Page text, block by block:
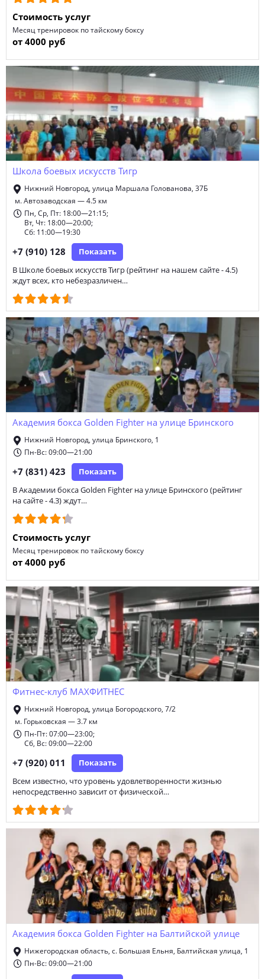
Стоимость услуг
Месяц тренировок по тайскому боксу
от 4000 руб
Школа боевых искусств Тигр
Нижний Новгород, улица Маршала Голованова, 37Б
м. Автозаводская — 4.5 км
Пн, Ср, Пт: 18:00—21:15;
Вт, Чт: 18:00—20:00;
Сб: 11:00—19:30
+7 (910) 128 Показать
В Школе боевых искусств Тигр (рейтинг на нашем сайте - 4.5)
ждут всех, кто небезразличен…
Академия бокса Golden Fighter на улице Бринского
Нижний Новгород, улица Бринского, 1
Пн-Вс: 09:00—21:00
+7 (831) 423 Показать
В Академии бокса Golden Fighter на улице Бринского (рейтинг
на сайте - 4.3) ждут…
Стоимость услуг
Месяц тренировок по тайскому боксу
от 4000 руб
Фитнес-клуб МАХФИТНЕС
Нижний Новгород, улица Богородского, 7/2
м. Горьковская — 3.7 км
Пн-Пт: 07:00—23:00;
Сб, Вс: 09:00—22:00
+7 (920) 011 Показать
Всем известно, что уровень удовлетворенности жизнью
непосредственно зависит от физической…
Академия бокса Golden Fighter на Балтийской улице
Нижегородская область, с. Большая Ельня, Балтийская улица, 1
Пн-Вс: 09:00—21:00